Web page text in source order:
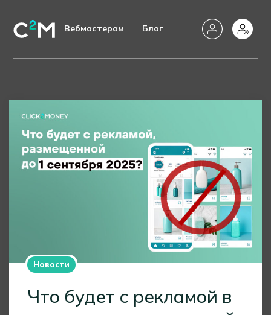
Вебмастерам Блог
Новости
Что будет с рекламой в